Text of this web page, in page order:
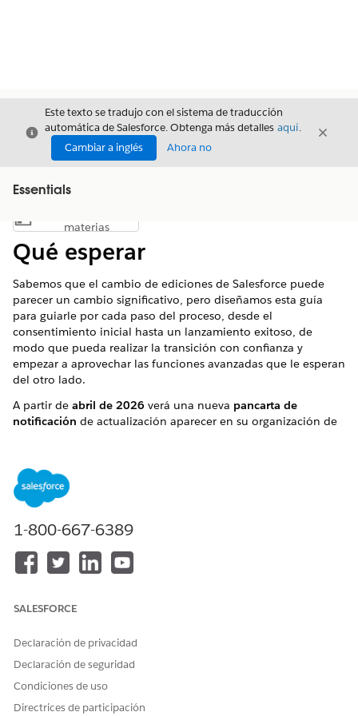
Cerrar
Este texto se tradujo con el sistema de traducción
automática de Salesforce. Obtenga más detalles aquí.
Cambiar a inglés
Ahora no
Cerrar
Essentials
Mostrar índice de materias
materias
Qué esperar
Sabemos que el cambio de ediciones de Salesforce puede
parecer un cambio significativo, pero diseñamos esta guía
para guiarle por cada paso del proceso, desde el
consentimiento inicial hasta un lanzamiento exitoso, de
modo que pueda realizar la transición con confianza y
empezar a aprovechar las funciones avanzadas que le esperan
del otro lado.
A partir de abril de 2026 verá una nueva pancarta de
notificación de actualización aparecer en su organización de
pancarta de actualización a
Lo más importante que debe hacer es dar su
1-800-667-6389
SALESFORCE
Declaración de privacidad
Declaración de seguridad
Condiciones de uso
Directrices de participación